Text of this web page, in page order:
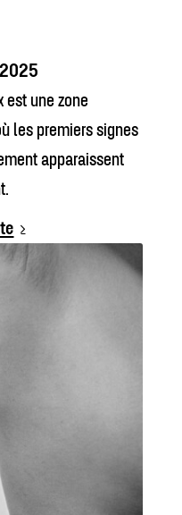
est une zone
les premiers signes
apparaissent